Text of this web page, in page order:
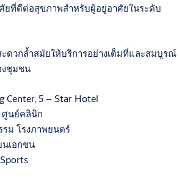
ยที่ดีต่อสุขภาพสำหรับผู้อยู่อาศัยในระดับ
ดวกล้ำสมัยให้บริการอย่างเต็มที่และสมบูรณ์
งชุมชน
Center, 5 – Star Hotel
ศูนย์คลินิก
ม โรงภาพยนตร์
นเอกชน